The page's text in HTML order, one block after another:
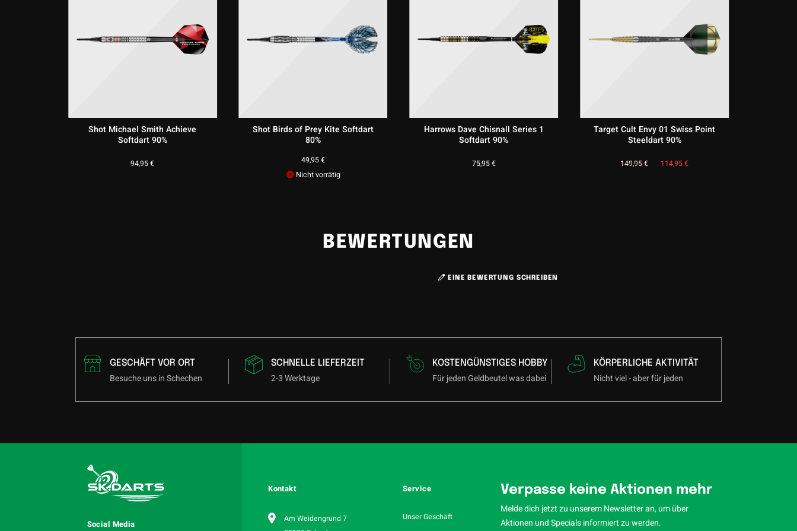
Shot Michael Smith Achieve
Softdart 90%
94,95€
Shot Birds of Prey Kite Softdart
80%
49,95€
Nicht vorrätig
Harrows Dave Chisnall Series 1
Softdart 90%
75,95€
Target Cult Envy 01 Swiss Point
Steeldart 90%
149,95€ Ursprünglicher
114,95€Aktueller
BEWERTUNGEN
EINE BEWERTUNG SCHREIBEN
GESCHÄFT VOR ORT
Besuche uns in Schechen
SCHNELLE LIEFERZEIT
2-3 Werktage
KOSTENGÜNSTIGES HOBBY
Für jeden Geldbeutel was dabei
KÖRPERLICHE AKTIVITÄT
Nicht viel - aber für jeden
Social Media
Kontakt
Am Weidengrund 7
Service
Unser Geschäft
Verpasse keine Aktionen mehr
Melde dich jetzt zu unserem Newsletter an, um über
Aktionen und Specials informiert zu werden.